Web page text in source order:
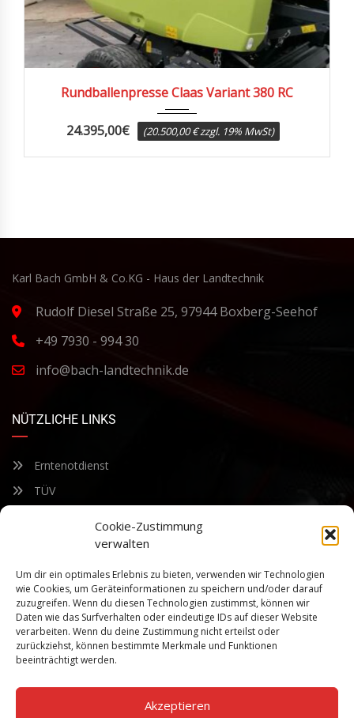
Cookie-Zustimmung
verwalten
Um dir ein optimales Erlebnis zu bieten, verwenden wir Technologien
wie Cookies, um Geräteinformationen zu speichern und/oder darauf
zuzugreifen. Wenn du diesen Technologien zustimmst, können wir
Daten wie das Surfverhalten oder eindeutige IDs auf dieser Website
verarbeiten. Wenn du deine Zustimmung nicht erteilst oder
zurückziehst, können bestimmte Merkmale und Funktionen
beeinträchtigt werden.
Akzeptieren
Rundballenpresse Claas Variant 380 RC
24.395,00€ (20.500,00 € zzgl. 19% MwSt)
Karl Bach GmbH & Co.KG - Haus der Landtechnik
Rudolf Diesel Straße 25, 97944 Boxberg-Seehof
+49 7930 - 994 30
info@bach-landtechnik.de
NÜTZLICHE LINKS
Erntenotdienst
TÜV
Bleiben Sie auf dem Laufenden über unsere sich ständig
weiterentwickelnden Produkteigenschaften und Technologien.
Geben Sie Ihre E-Mail-Adresse ein und abonnieren Sie unseren
Newsletter.